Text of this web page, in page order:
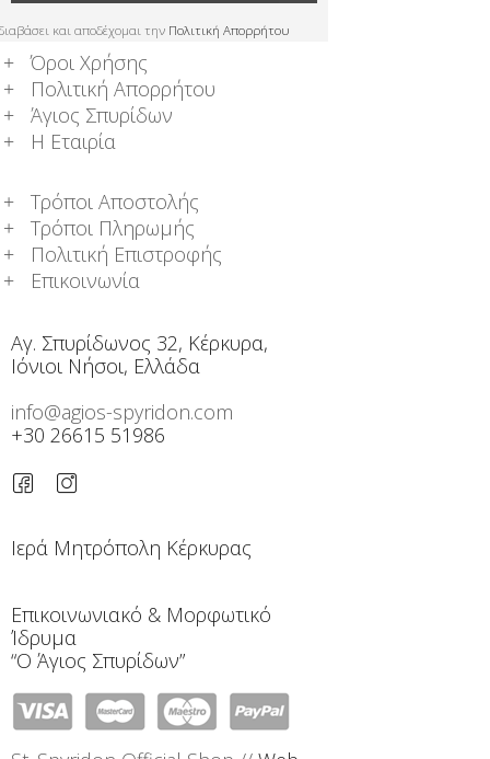
και αποδέχομαι την Πολιτική Απορρήτου
Όροι Χρήσης
Πολιτική Απορρήτου
Άγιος Σπυρίδων
Η Εταιρία
Τρόποι Αποστολής
Τρόποι Πληρωμής
Πολιτική Επιστροφής
Επικοινωνία
Αγ. Σπυρίδωνος 32, Κέρκυρα,
Ιόνιοι Νήσοι, Ελλάδα
info@agios-spyridon.com
+30 26615 51986
Ιερά Μητρόπολη Κέρκυρας
Επικοινωνιακό & Μορφωτικό
Ίδρυμα
“Ο Άγιος Σπυρίδων”